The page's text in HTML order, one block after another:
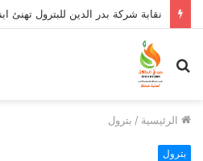
بحث
عن
الرئيسية / بترول
بترول